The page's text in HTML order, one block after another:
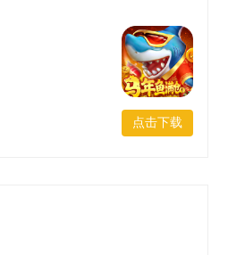
点击下载